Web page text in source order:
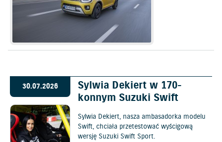
30.07.2026
Sylwia Dekiert w 170-
konnym Suzuki Swift
Sylwia Dekiert, nasza ambasadorka modelu
Swift, chciała przetestować wyścigową
wersję Suzuki Swift Sport.